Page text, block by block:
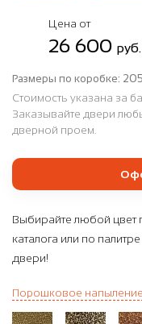
Цена от
26 600руб.
Размеры по коробке:
Стоимость указана за
Заказывайте двери
дверной проем.
Выбирайте любой цвет
каталога или по
двери!
Порошковое напыление